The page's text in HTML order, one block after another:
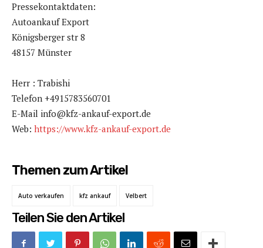
Pressekontaktdaten:
Autoankauf Export
Königsberger str 8
48157 Münster
Herr : Trabishi
Telefon +4915783560701
E-Mail info@kfz-ankauf-export.de
Web: https://www.kfz-ankauf-export.de
Themen zum Artikel
Auto verkaufen kfz ankauf Velbert
Teilen Sie den Artikel